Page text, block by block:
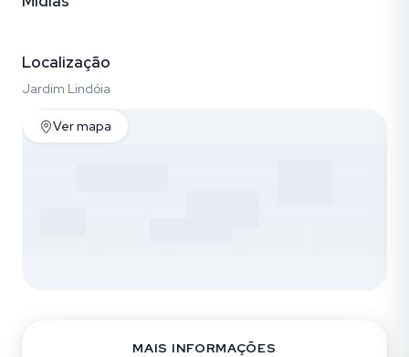
Localização
Jardim Lindóia
Ver mapa
MAIS INFORMAÇÕES